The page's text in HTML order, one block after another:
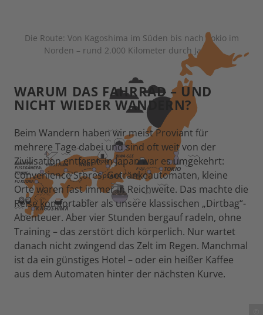
Die Route: Von Kagoshima im Süden bis nach Tokio im
Norden – rund 2.000 Kilometer durch Japan.
WARUM DAS FAHRRAD – UND
NICHT WIEDER WANDERN?
Beim Wandern haben wir meist Proviant für
mehrere Tage dabei und sind oft weit von der
Zivilisation entfernt. In Japan war es umgekehrt:
Convenience Stores, Getränkeautomaten, kleine
Orte waren fast immer in Reichweite. Das machte die
Reise komfortabler als unsere klassischen „Dirtbag“-
Abenteuer. Aber vier Stunden bergauf radeln, ohne
Training – das zerstört dich körperlich. Nur wartet
danach nicht zwingend das Zelt im Regen. Manchmal
ist da ein günstiges Hotel – oder ein heißer Kaffee
aus dem Automaten hinter der nächsten Kurve.